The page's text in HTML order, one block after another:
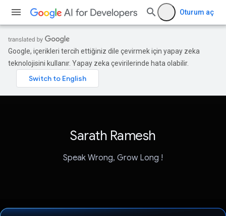
Oturum aç
Google, içerikleri tercih ettiğiniz dile çevirmek için yapay zeka
teknolojisini kullanır. Yapay zeka çevirilerinde hata olabilir.
Sarath Ramesh
Speak Wrong, Grow Long !